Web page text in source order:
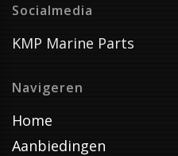
Socialmedia
KMP Marine Parts
Navigeren
Home
Aanbiedingen